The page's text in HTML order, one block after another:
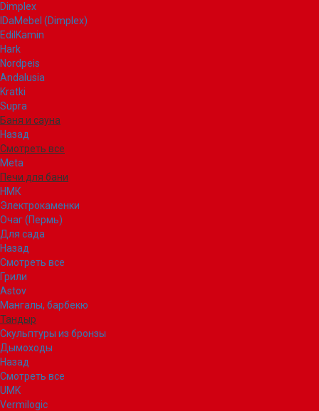
Dimplex
IDaMebel (Dimplex)
EdilKamin
Hark
Nordpeis
Andalusia
Kratki
Supra
Баня и сауна
Назад
Смотреть все
Meta
Печи для бани
НМК
Электрокаменки
Очаг (Пермь)
Для сада
Назад
Смотреть все
Грили
Astov
Мангалы, барбекю
Тандыр
Скульптуры из бронзы
Дымоходы
Назад
Смотреть все
UMK
Vermilogic